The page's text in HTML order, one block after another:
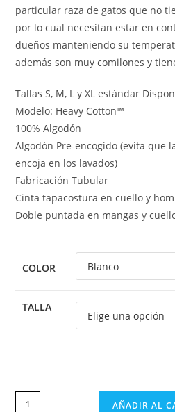
particular raza de gatos que no
por lo cual necesitan estar en
dueños manteniendo su
además son muy comilones y
Tallas S, M, L y XL estándar
Modelo: Heavy Cotton™
100% Algodón
Algodón Pre-encogido (evita que
encoja en los lavados)
Fabricación Tubular
Cinta tapacostura en cuello y
Doble puntada en mangas y
COLOR
TALLA
AÑADIR AL